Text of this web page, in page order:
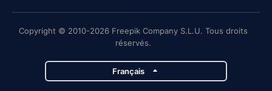
Copyright © 2010-2026 Freepik Company S.L.U. Tous droits
réservés.
Français